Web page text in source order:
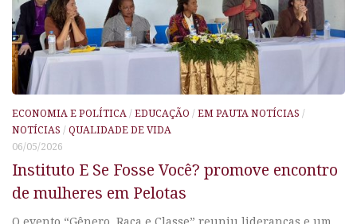
ECONOMIA E POLÍTICA / EDUCAÇÃO / EM PAUTA NOTÍCIAS /
NOTÍCIAS / QUALIDADE DE VIDA
06/05/2026
Instituto E Se Fosse Você? promove encontro
de mulheres em Pelotas